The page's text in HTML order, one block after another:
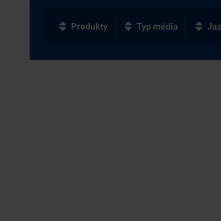
Produkty Typ média